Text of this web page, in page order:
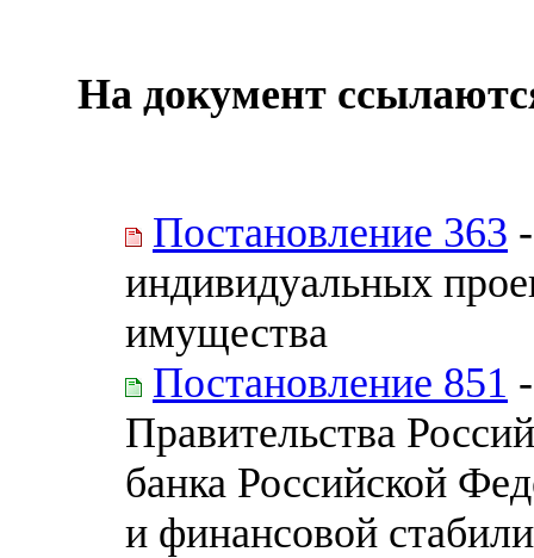
На документ
Постановление 363
индивидуальных
имущества
Постановление 851
Правительства
банка Российской
и финансовой